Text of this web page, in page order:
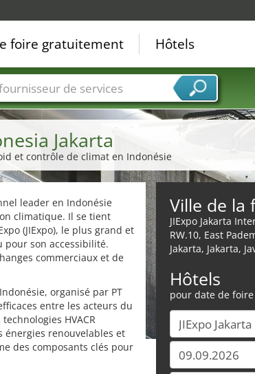
Jakarta
et contrôle de climat en Indonésie
leader en Indonésie
climatique. Il se tient
(JIExpo), le plus grand et
son accessibilité.
commerciaux et de
organisé par PT
entre les acteurs du
HVACR
renouvelables et
des composants clés pour
Ville de la
JIExpo Jakarta
RW.10, East
Jakarta, Jakarta,
Hôtels
pour date de foire
foire gratuitement Hôtels
fournisseur de services